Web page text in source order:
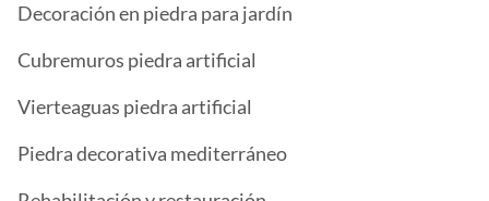
Decoración en piedra para jardín
Cubremuros piedra artificial
Vierteaguas piedra artificial
Piedra decorativa mediterráneo